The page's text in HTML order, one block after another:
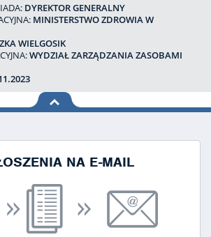
DYREKTOR GENERALNY
MINISTERSTWO ZDROWIA W
WIELGOSIK
WYDZIAŁ ZARZĄDZANIA ZASOBAMI
na górę
NA E-MAIL